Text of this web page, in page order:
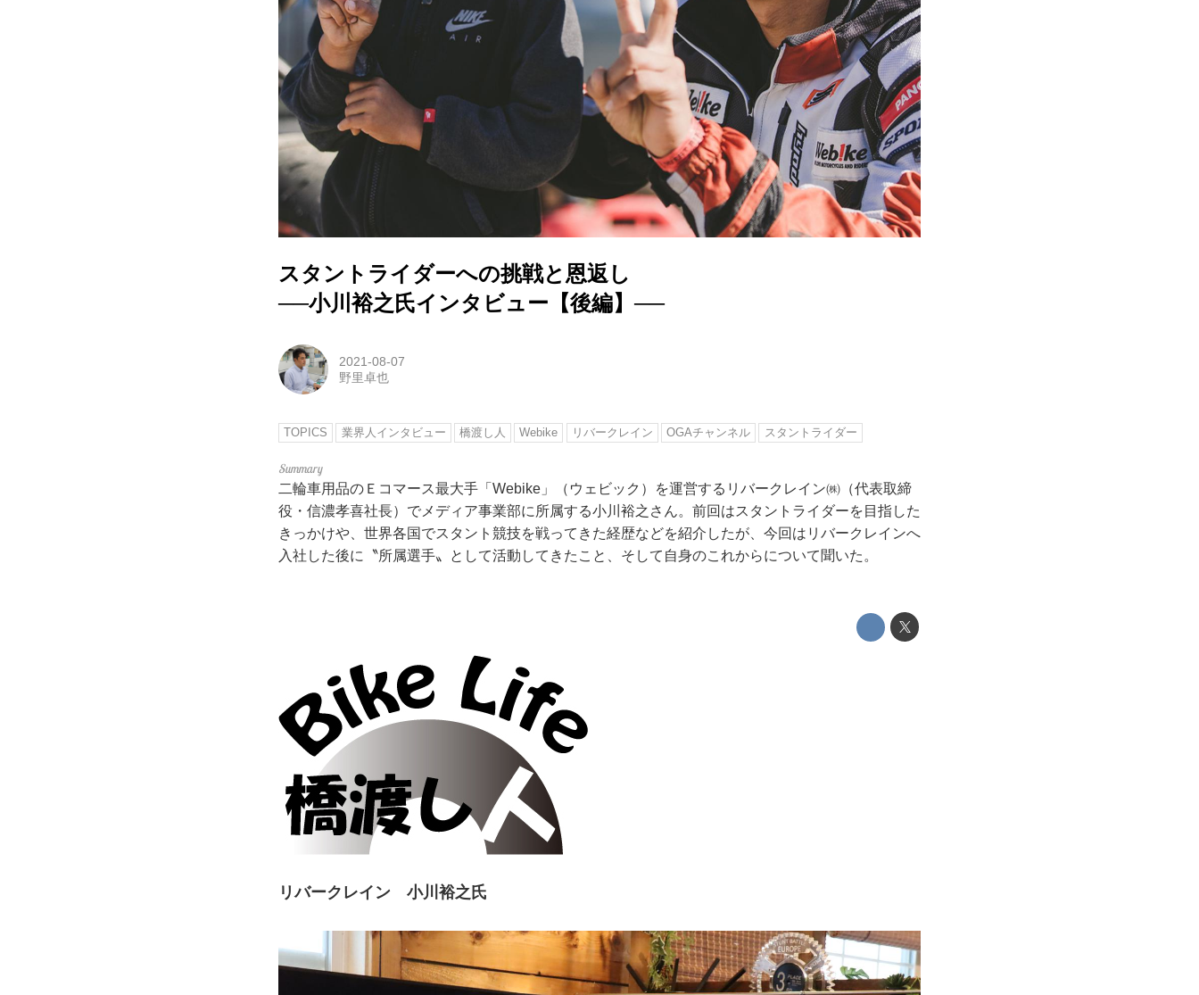
スタントライダーへの挑戦と恩返し
──小川裕之氏インタビュー【後編】──
2021-08-07
野里卓也
TOPICS 業界人インタビュー 橋渡し人 Webike リバークレイン OGAチャンネル スタントライダー
二輪車用品のＥコマース最大手「Webike」（ウェビック）を運営するリバークレイン㈱（代表取締
役・信濃孝喜社長）でメディア事業部に所属する小川裕之さん。前回はスタントライダーを目指した
きっかけや、世界各国でスタント競技を戦ってきた経歴などを紹介したが、今回はリバークレインへ
入社した後に〝所属選手〟として活動してきたこと、そして自身のこれからについて聞いた。
リバークレイン 小川裕之氏